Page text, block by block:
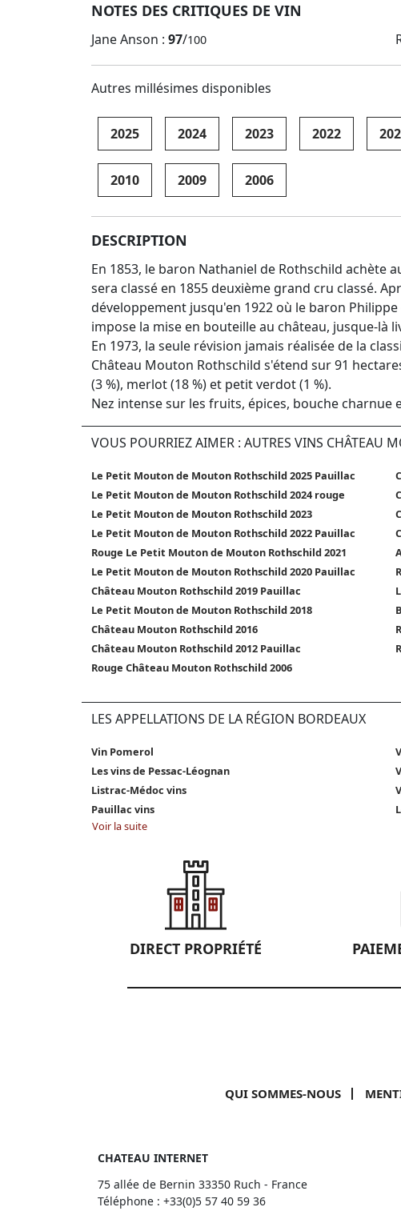
NOTES DES CRITIQUES DE VIN
Jane Anson : 97/100
Autres millésimes disponibles
2025 2024 2023 2022
2010 2009 2006
DESCRIPTION
En 1853, le baron Nathaniel de Rothschild achète
sera classé en 1855 deuxième grand cru classé.
développement jusqu'en 1922 où le baron
impose la mise en bouteille au château, jusque-là
En 1973, la seule révision jamais réalisée de la
Château Mouton Rothschild s'étend sur 91
(3 %), merlot (18 %) et petit verdot (1 %).
Nez intense sur les fruits, épices, bouche charnue
VOUS POURRIEZ AIMER : AUTRES VINS CHÂTEAU
Le Petit Mouton de Mouton Rothschild 2025 Pauillac
Le Petit Mouton de Mouton Rothschild 2024 rouge
Le Petit Mouton de Mouton Rothschild 2023
Le Petit Mouton de Mouton Rothschild 2022 Pauillac
Rouge Le Petit Mouton de Mouton Rothschild 2021
Le Petit Mouton de Mouton Rothschild 2020 Pauillac
Château Mouton Rothschild 2019 Pauillac
Le Petit Mouton de Mouton Rothschild 2018
Château Mouton Rothschild 2016
Château Mouton Rothschild 2012 Pauillac
Rouge Château Mouton Rothschild 2006
LES APPELLATIONS DE LA RÉGION BORDEAUX
Vin Pomerol
Les vins de Pessac-Léognan
Listrac-Médoc vins
Pauillac vins
Voir la suite
DIRECT PROPRIÉTÉ
QUI SOMMES-NOUS
CHATEAU INTERNET
75 allée de Bernin 33350 Ruch - France
Téléphone : +33(0)5 57 40 59 36